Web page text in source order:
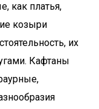
как платья,
козыри
их
Кафтаны